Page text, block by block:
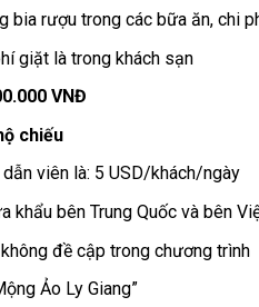
bia rượu trong các bữa ăn, chi
giặt là trong khách sạn
VNĐ
chiếu
viên là: 5 USD/khách/ngày
khẩu bên Trung Quốc và bên
đề cập trong chương trình
Ảo Ly Giang”